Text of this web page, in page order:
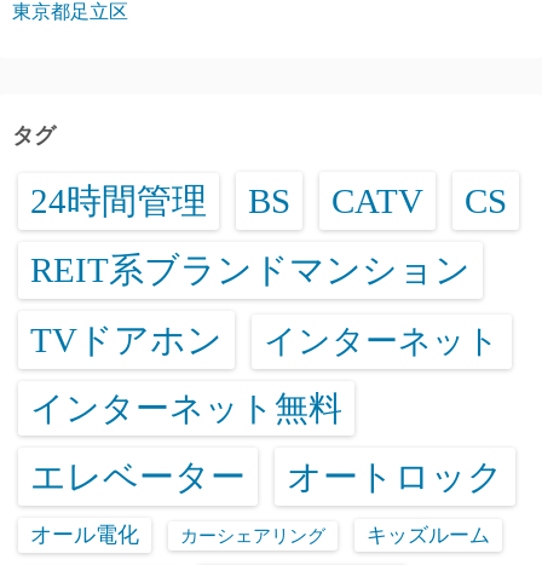
東京都足立区
タグ
24時間管理 BS CATV CS
REIT系ブランドマンション
TVドアホン インターネット
インターネット無料
エレベーター オートロック
オール電化 カーシェアリング キッズルーム